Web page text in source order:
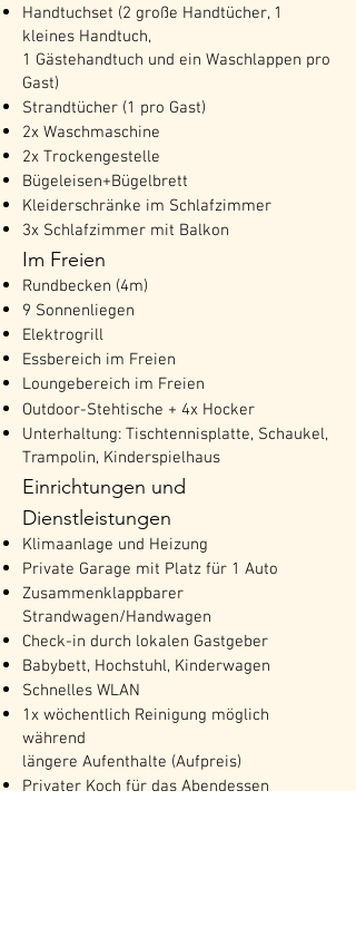
Handtuchset (2 große Handtücher, 1
kleines Handtuch,
1 Gästehandtuch und ein Waschlappen pro
Gast)
Strandtücher (1 pro Gast)
2x Waschmaschine
2x Trockengestelle
Bügeleisen+Bügelbrett
Kleiderschränke im Schlafzimmer
3x Schlafzimmer mit Balkon
Im Freien
Rundbecken (4m)
9 Sonnenliegen
Elektrogrill
Essbereich im Freien
Loungebereich im Freien
Outdoor-Stehtische + 4x Hocker
Unterhaltung: Tischtennisplatte, Schaukel,
Trampolin, Kinderspielhaus
Einrichtungen und
Dienstleistungen
Klimaanlage und Heizung
Private Garage mit Platz für 1 Auto
Zusammenklappbarer
Strandwagen/Handwagen
Check-in durch lokalen Gastgeber
Babybett, Hochstuhl, Kinderwagen
Schnelles WLAN
1x wöchentlich Reinigung möglich
während
längere Aufenthalte (Aufpreis)
Privater Koch für das Abendessen